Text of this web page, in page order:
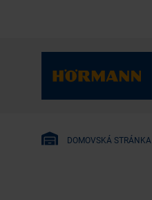
DOMOVSKÁ STRÁNKA